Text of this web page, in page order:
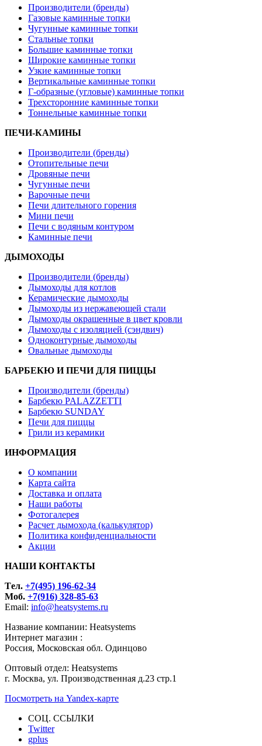
Производители (бренды)
Газовые каминные топки
Чугунные каминные топки
Стальные топки
Большие каминные топки
Широкие каминные топки
Узкие каминные топки
Вертикальные каминные топки
Г-образные (угловые) каминные топки
Трехсторонние каминные топки
Тоннельные каминные топки
ПЕЧИ-КАМИНЫ
Производители (бренды)
Отопительные печи
Дровяные печи
Чугунные печи
Варочные печи
Печи длительного горения
Мини печи
Печи с водяным контуром
Каминные печи
ДЫМОХОДЫ
Производители (бренды)
Дымоходы для котлов
Керамические дымоходы
Дымоходы из нержавеющей стали
Дымоходы окрашенные в цвет кровли
Дымоходы с изоляцией (сэндвич)
Одноконтурные дымоходы
Овальные дымоходы
БАРБЕКЮ И ПЕЧИ ДЛЯ ПИЦЦЫ
Производители (бренды)
Барбекю PALAZZETTI
Барбекю SUNDAY
Печи для пиццы
Грили из керамики
ИНФОРМАЦИЯ
О компании
Карта сайта
Доставка и оплата
Наши работы
Фотогалерея
Расчет дымохода (калькулятор)
Политика конфиденциальности
Акции
НАШИ КОНТАКТЫ
Tел. +7(495) 196-62-34
Моб. +7(916) 328-85-63
Email: info@heatsystems.ru
Название компании: Heatsystems
Интернет магазин :
Россия, Московская обл. Одинцово
Оптовый отдел: Heatsystems
г. Москва, ул. Производственная д.23 стр.1
Посмотреть на Yandex-карте
СОЦ. ССЫЛКИ
Twitter
gplus